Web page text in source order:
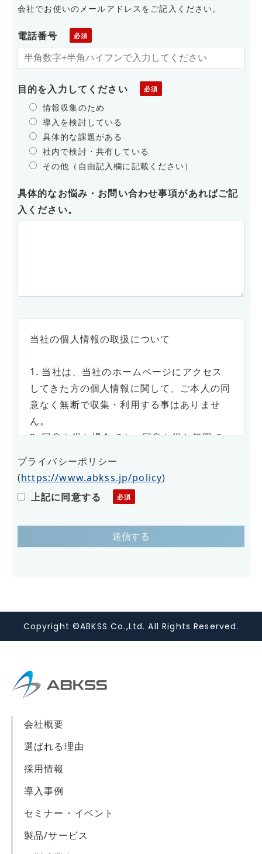
会社でお使いのメールアドレスをご記入ください。
電話番号
目的を入力してください
情報収集のため
導入を検討している
具体的な課題がある
社内で検討・共有している
その他（自由記入欄に記載ください）
具体的なお悩み・お問い合わせ事項があればご記
入ください。
当社の個人情報の取扱について
1. 当社は、当社のホームページにアクセス
してきた方の個人情報に関して、ご本人の同
意なく無断で収集・利用する事はありませ
ん。
2. 同意を得た場合でも、同意を得た範囲で
3. さらに、収集した個人情報は適正な管理
の下で安全に蓄積・保管します。
合は、弊社が提供するサービスがお受けでき
1. メール/お電話による商品のご案内・ご提
3. 商品・サービスの正確な提供
プライバシーポリシー
(https://www.abkss.jp/policy)
上記に同意する
Copyright ©ABKSS Co.,Ltd. All Rights Reserved.
会社概要
選ばれる理由
採用情報
導入事例
セミナー・イベント
製品/サービス